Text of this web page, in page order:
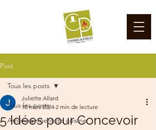
Post
Tous les posts
Aménagement de cuisine
Tous les posts
5 Idées pour Concevoir
Juliette Allard
10 mars 2024 2 min de lecture